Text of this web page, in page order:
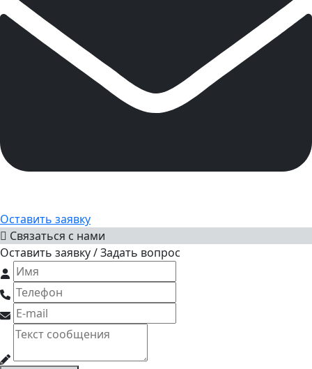
Оставить заявку
Связаться с нами
Оставить заявку / Задать вопрос